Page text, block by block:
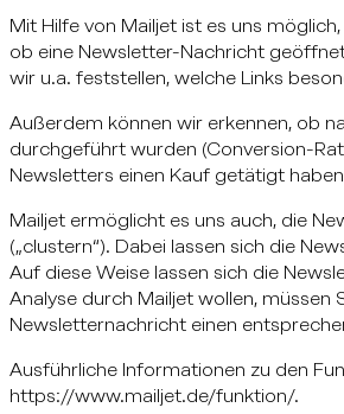
Mit Hilfe von Mailjet ist es uns
ob eine Newsletter-Nachricht
wir u.a. feststellen, welche Links
Außerdem können wir erkennen, ob
durchgeführt wurden (Conversion-
Newsletters einen Kauf getätigt
Mailjet ermöglicht es uns auch, die
(„clustern“). Dabei lassen sich die
Auf diese Weise lassen sich die
Analyse durch Mailjet wollen, müssen
Newsletternachricht einen
Ausführliche Informationen zu den
https://www.mailjet.de/funktion/.